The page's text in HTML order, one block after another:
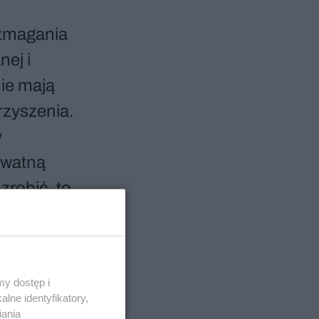
i
mają
to
dostęp i
identyfikatory,